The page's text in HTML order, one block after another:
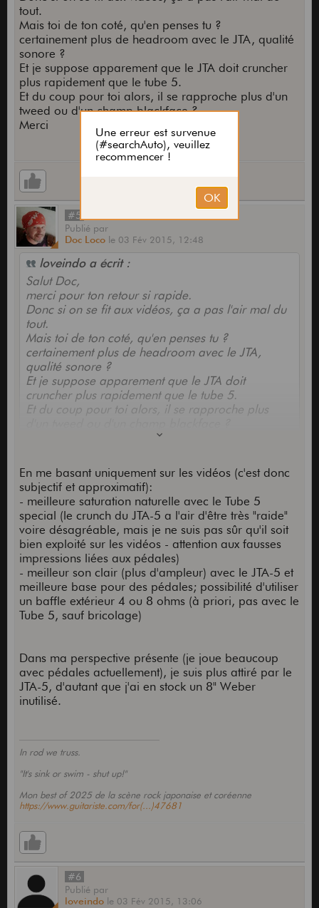
tout.
Mais toi de ton coté, qu'en penses tu ?
certainement plus de headroom avec le JTA, qualité
sonore ?
Et je suppose apparement que le JTA doit cruncher
plus rapidement que le tube 5.
Et du coup pour toi alors, il se rapproche plus d'un
tweed ou d'un champ blackface ?
Merci
#5
Publié par
Doc Loco le 03 Fév 2015, 12:48
loveindo a écrit :
Salut Doc,
merci pour ton retour si rapide.
Donc si on se fit aux vidéos, ça a pas l'air mal du
tout.
Mais toi de ton coté, qu'en penses tu ?
certainement plus de headroom avec le JTA,
qualité sonore ?
Et je suppose apparement que le JTA doit
cruncher plus rapidement que le tube 5.
Et du coup pour toi alors, il se rapproche plus
En me basant uniquement sur les vidéos (c'est donc
subjectif et approximatif):
- meilleure saturation naturelle avec le Tube 5
special (le crunch du JTA-5 a l'air d'être très "raide"
voire désagréable, mais je ne suis pas sûr qu'il soit
bien exploité sur les vidéos - attention aux fausses
impressions liées aux pédales)
- meilleur son clair (plus d'ampleur) avec le JTA-5 et
meilleure base pour des pédales; possibilité d'utiliser
un baffle extérieur 4 ou 8 ohms (à priori, pas avec le
Tube 5, sauf bricolage)
Dans ma perspective présente (je joue beaucoup
avec pédales actuellement), je suis plus attiré par le
JTA-5, d'autant que j'ai en stock un 8" Weber
inutilisé.
In rod we truss.
"It's sink or swim - shut up!"
Mon best of 2025 de la scène rock japonaise et coréenne
https://www.guitariste.com/for(...)47681
#6
Publié par
loveindo le 03 Fév 2015, 13:06